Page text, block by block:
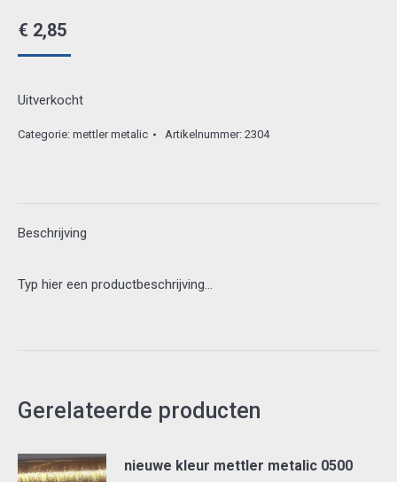
€ 2,85
Uitverkocht
Categorie: mettler metalic Artikelnummer: 2304
Beschrijving
Typ hier een productbeschrijving…
Gerelateerde producten
nieuwe kleur mettler metalic 0500